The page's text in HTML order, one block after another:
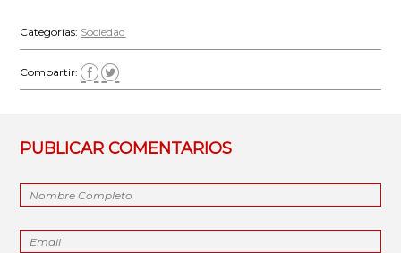
Categorías: Sociedad
Compartir:
PUBLICAR COMENTARIOS